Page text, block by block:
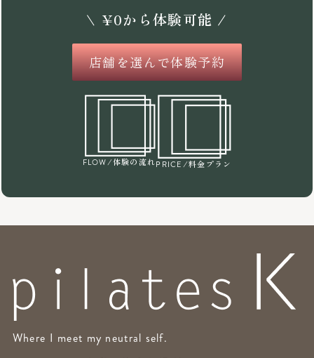
\ ¥0から体験可能 /
店舗を選んで体験予約
FLOW /体験の流れPRICE /料金プラン
Where I meet my neutral self.